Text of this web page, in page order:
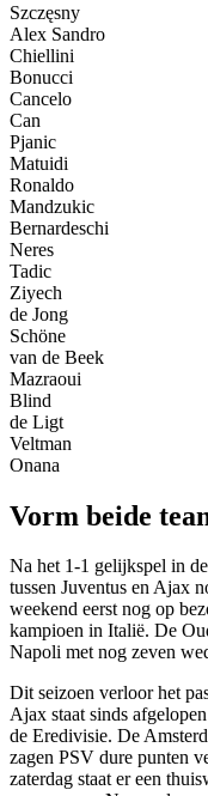
Szczęsny
Alex Sandro
Chiellini
Bonucci
Cancelo
Can
Pjanic
Matuidi
Ronaldo
Mandzukic
Bernardeschi
Neres
Tadic
Ziyech
de Jong
Schöne
van de Beek
Mazraoui
Blind
de Ligt
Veltman
Onana
Vorm beide
Na het 1-1 gelijkspel in
tussen Juventus en Ajax
weekend eerst nog op
kampioen in Italië. De
Napoli met nog zeven
Dit seizoen verloor het
Ajax staat sinds
de Eredivisie. De
zagen PSV dure punten
zaterdag staat er een